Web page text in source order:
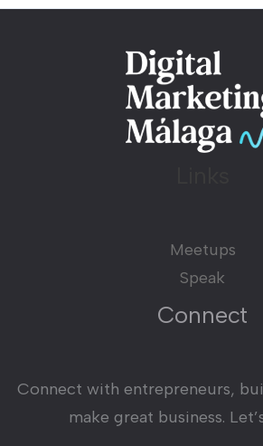
Meetups
Speak
Connect
Connect with entrepreneurs,
make great business.